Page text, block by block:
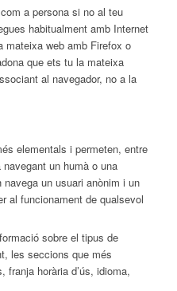
a persona si no al teu
habitualment amb Internet
mateixa web amb Firefox o
que ets tu la mateixa
al navegador, no a la
elementals i permeten, entre
un humà o una
un usuari anònim i un
al funcionament de qualsevol
sobre el tipus de
les seccions que més
horària d’ús, idioma,